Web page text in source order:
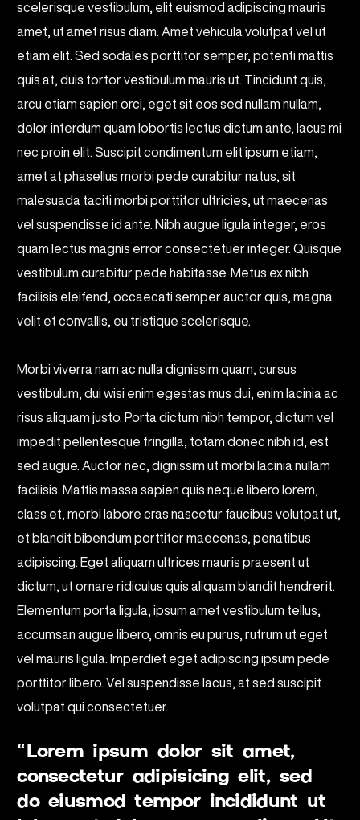
scelerisque vestibulum, elit euismod adipiscing mauris
amet, ut amet risus diam. Amet vehicula volutpat vel ut
etiam elit. Sed sodales porttitor semper, potenti mattis
quis at, duis tortor vestibulum mauris ut. Tincidunt quis,
arcu etiam sapien orci, eget sit eos sed nullam nullam,
dolor interdum quam lobortis lectus dictum ante, lacus mi
nec proin elit. Suscipit condimentum elit ipsum etiam,
amet at phasellus morbi pede curabitur natus, sit
malesuada taciti morbi porttitor ultricies, ut maecenas
vel suspendisse id ante. Nibh augue ligula integer, eros
quam lectus magnis error consectetuer integer. Quisque
vestibulum curabitur pede habitasse. Metus ex nibh
facilisis eleifend, occaecati semper auctor quis, magna
velit et convallis, eu tristique scelerisque.
Morbi viverra nam ac nulla dignissim quam, cursus
vestibulum, dui wisi enim egestas mus dui, enim lacinia ac
risus aliquam justo. Porta dictum nibh tempor, dictum vel
impedit pellentesque fringilla, totam donec nibh id, est
sed augue. Auctor nec, dignissim ut morbi lacinia nullam
facilisis. Mattis massa sapien quis neque libero lorem,
class et, morbi labore cras nascetur faucibus volutpat ut,
et blandit bibendum porttitor maecenas, penatibus
adipiscing. Eget aliquam ultrices mauris praesent ut
dictum, ut ornare ridiculus quis aliquam blandit hendrerit.
Elementum porta ligula, ipsum amet vestibulum tellus,
accumsan augue libero, omnis eu purus, rutrum ut eget
vel mauris ligula. Imperdiet eget adipiscing ipsum pede
porttitor libero. Vel suspendisse lacus, at sed suscipit
volutpat qui consectetuer.
“Lorem ipsum dolor sit amet,
consectetur adipisicing elit, sed
do eiusmod tempor incididunt ut